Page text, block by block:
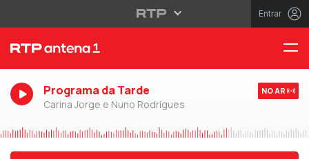
Entrar
Programa da Tarde
Carina Jorge e Nuno Rodrigues
NO AR